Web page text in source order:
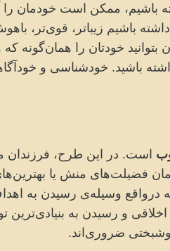
باشیم، ممکن است خودمان
باشیم زیباتر، قوی‌تر،
بتوانید خودتان را همان‌گونه
باشید. خودشناسی و
است. در این طرح، فرزندان
فضیلت‌های منش یا
درواقع وسیله‌ی رسیدن به
و رسیدن به بنیادی‌ترین
ضروری‌اند.